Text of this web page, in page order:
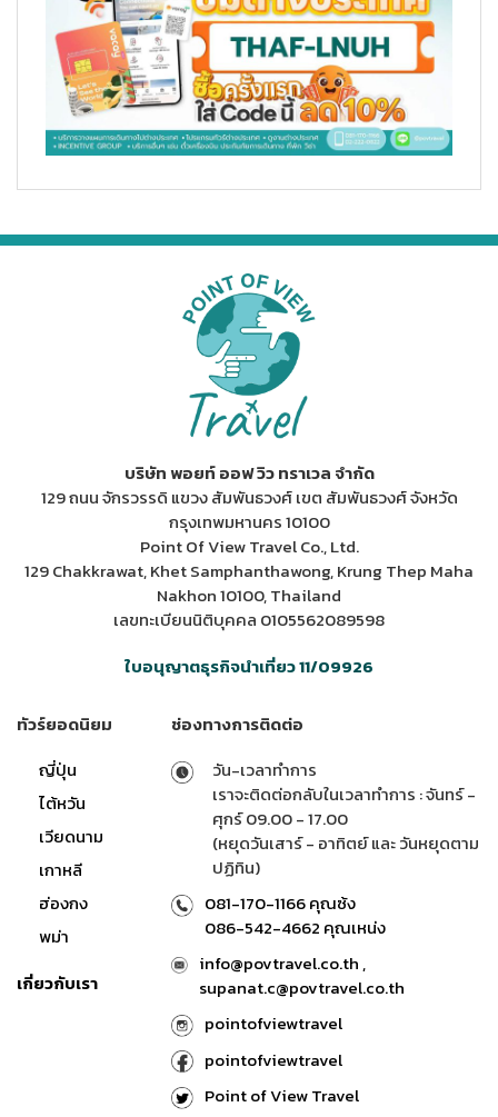
บริษัท พอยท์ ออฟ วิว ทราเวล จำกัด
129 ถนน จักรวรรดิ แขวง สัมพันธวงศ์ เขต สัมพันธวงศ์ จังหวัด
กรุงเทพมหานคร 10100
Point Of View Travel Co., Ltd.
129 Chakkrawat, Khet Samphanthawong, Krung Thep Maha
Nakhon 10100, Thailand
เลขทะเบียนนิติบุคคล 0105562089598
ใบอนุญาตธุรกิจนำเที่ยว 11/09926
ทัวร์ยอดนิยม
ญี่ปุ่น
ไต้หวัน
เวียดนาม
เกาหลี
ฮ่องกง
พม่า
เกี่ยวกับเรา
ช่องทางการติดต่อ
วัน-เวลาทำการ
เราจะติดต่อกลับในเวลาทำการ : จันทร์ -
ศุกร์ 09.00 - 17.00
(หยุดวันเสาร์ - อาทิตย์ และ วันหยุดตาม
ปฏิทิน)
081-170-1166 คุณซ้ง
086-542-4662 คุณเหน่ง
info@povtravel.co.th ,
supanat.c@povtravel.co.th
pointofviewtravel
pointofviewtravel
Point of View Travel